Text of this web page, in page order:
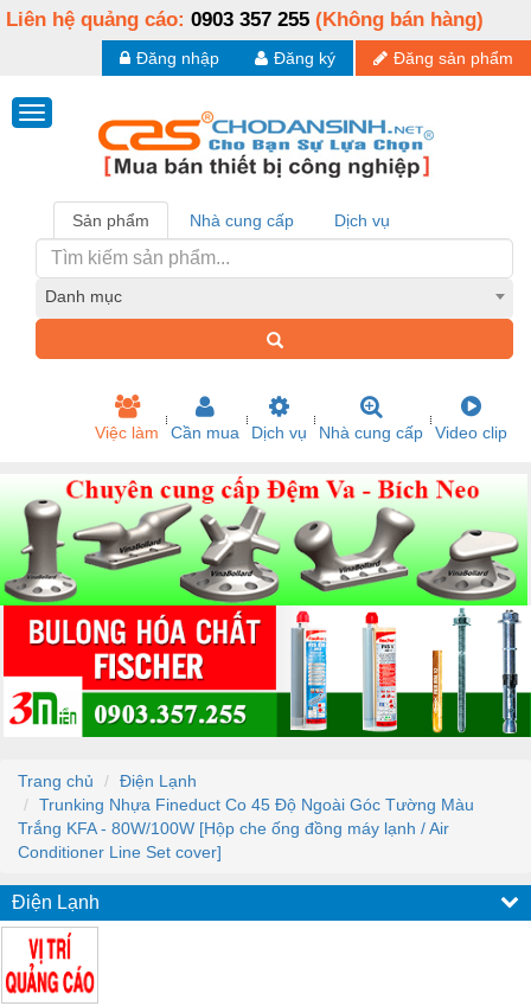
Liên hệ quảng cáo: 0903 357 255 (Không bán hàng)
Đăng sản phẩm
Đăng ký
Đăng nhập
Sản phẩm Nhà cung cấp Dịch vụ
Danh mục
Việc làm Cần mua Dịch vụ Nhà cung cấp Video clip
Trang chủ
Điện Lạnh
Trunking Nhựa Fineduct Co 45 Độ Ngoài Góc Tường Màu
Trắng KFA - 80W/100W [Hộp che ống đồng máy lạnh / Air
Conditioner Line Set cover]
Điện Lạnh